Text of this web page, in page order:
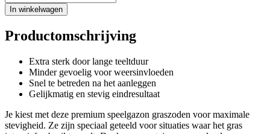
In winkelwagen
Productomschrijving
Extra sterk door lange teeltduur
Minder gevoelig voor weersinvloeden
Snel te betreden na het aanleggen
Gelijkmatig en stevig eindresultaat
Je kiest met deze premium speelgazon graszoden voor maximale
stevigheid. Ze zijn speciaal geteeld voor situaties waar het gras